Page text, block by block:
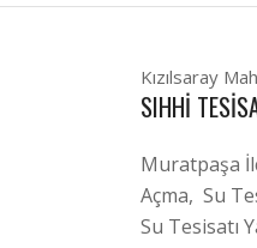
Kızılsaray
SIHHI
Muratpaşa
Açma, Su
Su Tesisatı